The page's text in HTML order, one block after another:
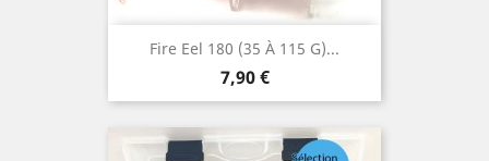
Fire Eel 180 (35 À 115 G)...
Prix
7,90 €